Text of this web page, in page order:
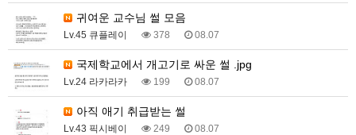
귀여운 교수님 썰 모음
Lv.45 큐플레이 378 08.07
국제학교에서 개고기로 싸운 썰 .jpg
Lv.24 라카라카 199 08.07
아직 애기 취급받는 썰
Lv.43 픽시베이 249 08.07